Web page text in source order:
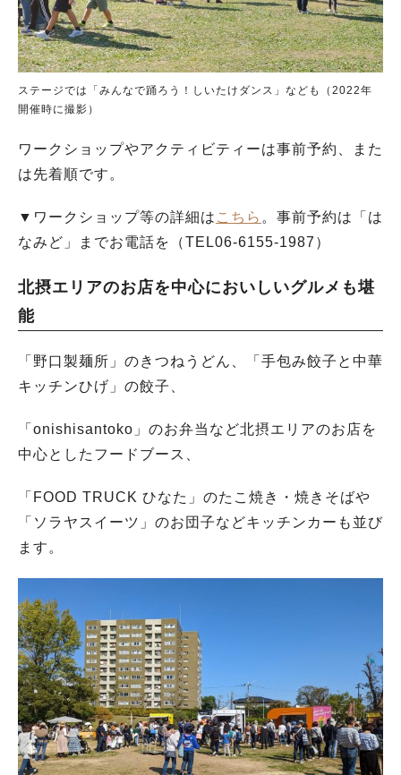
ステージでは「みんなで踊ろう！しいたけダンス」なども（2022年
開催時に撮影）
ワークショップやアクティビティーは事前予約、また
は先着順です。
▼ワークショップ等の詳細は こちら 。事前予約は「は
なみど」までお電話を（TEL06-6155-1987）
北摂エリアのお店を中心においしいグルメも堪
能
「野口製麺所」のきつねうどん、「手包み餃子と中華
キッチンひげ」の餃子、
「onishisantoko」のお弁当など北摂エリアのお店を
中心としたフードブース、
「FOOD TRUCK ひなた」のたこ焼き・焼きそばや
「ソラヤスイーツ」のお団子などキッチンカーも並び
ます。